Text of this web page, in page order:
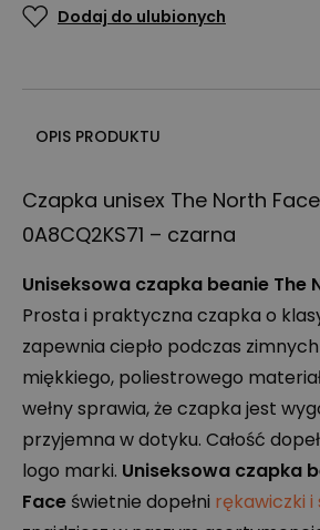
Dodaj do ulubionych
OPIS PRODUKTU
Czapka unisex The North
0A8CQ2KS71 – czarna
Uniseksowa czapka beanie The
Prosta i praktyczna czapka o
zapewnia ciepło podczas
miękkiego, poliestrowego
wełny sprawia, że czapka jest
przyjemna w dotyku. Całość
logo marki. Uniseksowa czapka
Face świetnie dopełni rękawiczki i